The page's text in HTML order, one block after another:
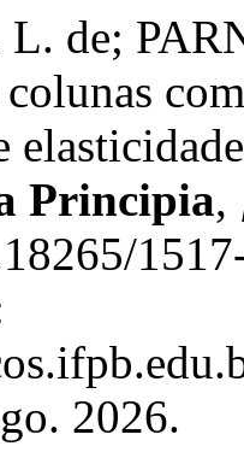
de;
Principia,
2026.